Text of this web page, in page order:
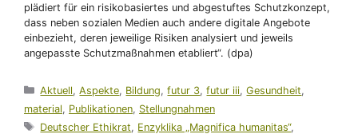
plädiert für ein risikobasiertes und abgestuftes Schutzkonzept,
dass neben sozialen Medien auch andere digitale Angebote
einbezieht, deren jeweilige Risiken analysiert und jeweils
angepasste Schutzmaßnahmen etabliert“. (dpa)
Kategorien
Aktuell,Aspekte, Bildung,futur 3,futur iii,Gesundheit,
material, Publikationen, Stellungnahmen
Schlagwörter
Deutscher Ethikrat, Enzyklika „Magnifica humanitas“,